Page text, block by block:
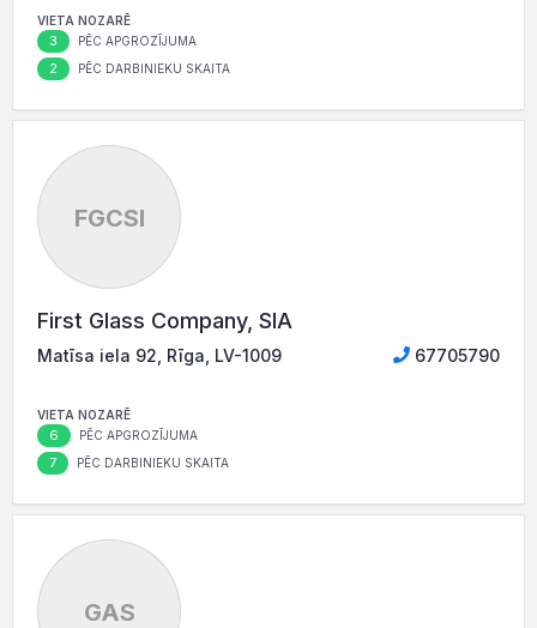
VIETA NOZARĒ
3 PĒC APGROZĪJUMA
2 PĒC DARBINIEKU SKAITA
FGCSI
First Glass Company, SIA
Matīsa iela 92, Rīga, LV-1009 67705790
VIETA NOZARĒ
6 PĒC APGROZĪJUMA
7 PĒC DARBINIEKU SKAITA
GAS